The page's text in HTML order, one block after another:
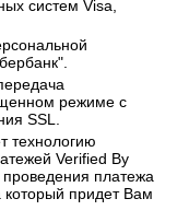
систем Visa,
режиме с
SSL.
технологию
Verified By
платежа
который придет Вам